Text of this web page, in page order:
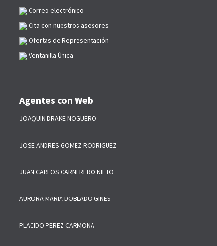
Correo electrónico
Cita con nuestros asesores
Ofertas de Representación
Ventanilla Única
Agentes con Web
JOAQUIN DRAKE NOGUERO
JOSE ANDRES GOMEZ RODRIGUEZ
JUAN CARLOS CARNERERO NIETO
AURORA MARIA DOBLADO GINES
PLACIDO PEREZ CARMONA